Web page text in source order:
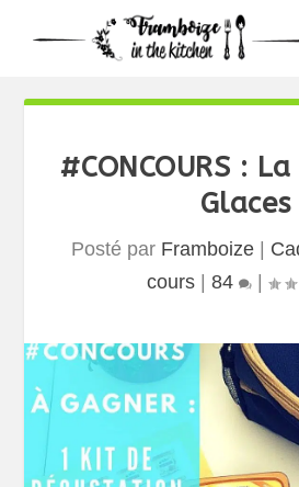
#CONCOURS :
Glaces
Posté par Framboize
cours| 84 |